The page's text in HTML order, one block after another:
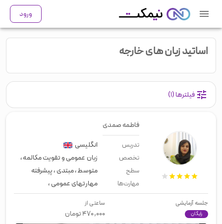
ورود
اساتید زبان های خارجه
فیلترها(۱)
فاطمه صمدی
تدریس انگلیسی
تخصص زبان عمومی و تقویت مکالمه،
سطح متوسط،مبتدی،پیشرفته
مهارت‌ها مهارتهای عمومی،
جلسه آزمایشی
رایگان
ساعتی از
۴۷۰,۰۰۰تومان